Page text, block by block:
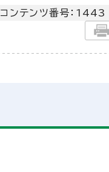
コンテンツ番号：1443